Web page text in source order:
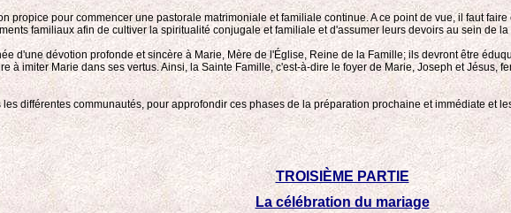
propice pour commencer une pastorale matrimoniale et familiale continue. A ce point de vue, il faut
familiaux afin de cultiver la spiritualité conjugale et familiale et d'assumer leurs devoirs au sein de
d'une dévotion profonde et sincère à Marie, Mère de l'Église, Reine de la Famille; ils devront être
à imiter Marie dans ses vertus. Ainsi, la Sainte Famille, c'est-à-dire le foyer de Marie, Joseph et
différentes communautés, pour approfondir ces phases de la préparation prochaine et immédiate et
TROISIÈME PARTIE
La célébration du mariage